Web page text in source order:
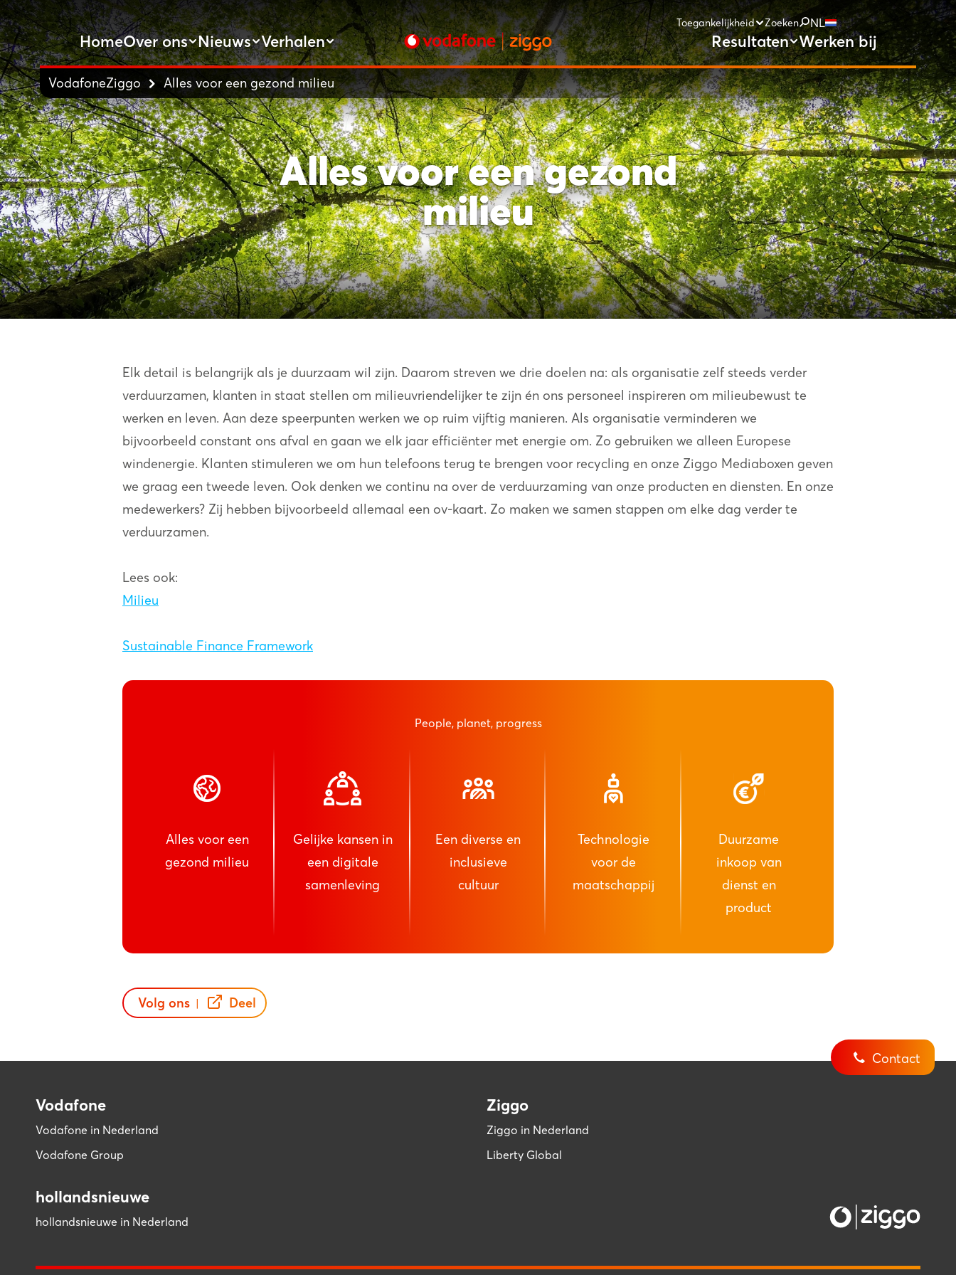
HomeOver ons Nieuws Verhalen Resultaten Werken bij
Toegankelijkheid Zoeken NL
VodafoneZiggo Alles voor een gezond milieu
Alles voor een gezond
milieu
Elk detail is belangrijk als je duurzaam wil zijn. Daarom streven we drie doelen na: als organisatie zelf steeds verder
verduurzamen, klanten in staat stellen om milieuvriendelijker te zijn én ons personeel inspireren om milieubewust te
werken en leven. Aan deze speerpunten werken we op ruim vijftig manieren. Als organisatie verminderen we
bijvoorbeeld constant ons afval en gaan we elk jaar efficiënter met energie om. Zo gebruiken we alleen Europese
windenergie. Klanten stimuleren we om hun telefoons terug te brengen voor recycling en onze Ziggo Mediaboxen geven
we graag een tweede leven. Ook denken we continu na over de verduurzaming van onze producten en diensten. En onze
medewerkers? Zij hebben bijvoorbeeld allemaal een ov-kaart. Zo maken we samen stappen om elke dag verder te
verduurzamen.
Lees ook:
Milieu
Sustainable Finance Framework
People, planet, progress
Alles voor een
gezond milieu
Gelijke kansen in
een digitale
samenleving
Een diverse en
inclusieve
cultuur
Technologie
voor de
maatschappij
Duurzame
inkoop van
dienst en
product
Volg ons | Deel
Contact
Vodafone
Vodafone in Nederland
Vodafone Group
Ziggo
Ziggo in Nederland
Liberty Global
hollandsnieuwe
hollandsnieuwe in Nederland